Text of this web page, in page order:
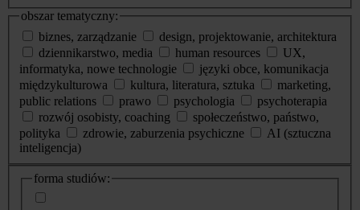
obszar tematyczny:
biznes, zarządzanie
design, projektowanie, architektura
dziennikarstwo, media
human resources
UX,
informatyka, nowe technologie
języki obce, komunikacja
międzykulturowa
kultura, literatura, sztuka
marketing,
public relations
prawo psychologia
psychoterapia
rozwój osobisty, coaching
społeczeństwo, państwo,
polityka
zdrowie, zaburzenia psychiczne
AI (sztuczna
inteligencja)
dodatkowe
informacje
forma studiów: